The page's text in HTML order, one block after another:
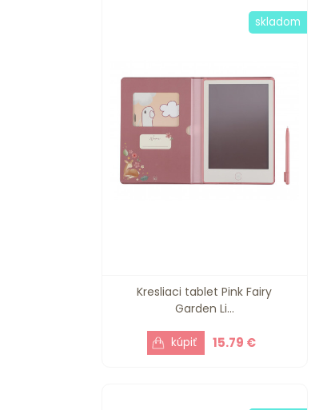
Kresliaci tablet Pink Fairy
Garden Li...
15.79 €
skladom